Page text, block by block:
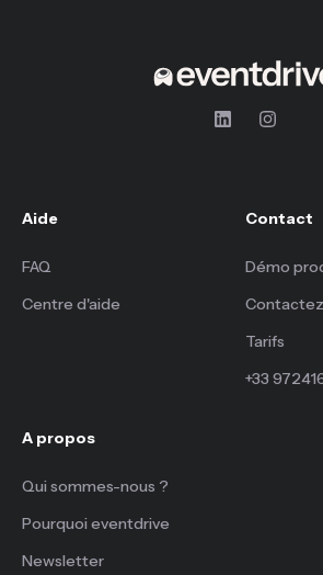
Aide
FAQ
Centre d'aide
Contact
Démo
Tarifs
+33
A propos
Qui sommes-nous ?
Pourquoi eventdrive
Newsletter